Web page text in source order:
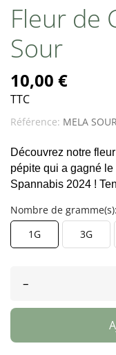
Fleur de
Sour
10,00 €
TTC
Référence: MELA SOUR
Découvrez notre
pépite qui a gagné
Spannabis 2024 !
Nombre de
1G
3G
–